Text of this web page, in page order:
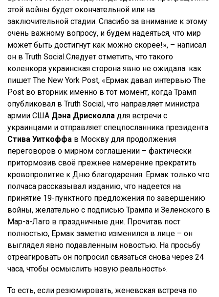
этой войны будет окончательной или на
заключительной стадии. Спасибо за внимание к этому
очень важному вопросу, и будем надеяться, что мир
может быть достигнут как можно скорее!», – написал
он в Truth Social.Следует отметить, что такого
коленкора украинская сторона явно не ожидала: как
пишет The New York Post, «Ермак давал интервью The
Post во вторник именно в тот момент, когда Трамп
опубликовал в Truth Social, что направляет министра
армии США Дэна Дрисколла для встречи с
украинцами и отправляет спецпосланника президента
Стива Уиткоффа в Москву для продолжения
переговоров о мирном соглашении – фактически
притормозив своё прежнее намерение прекратить
кровопролитие к Дню благодарения. Ермак только что
полчаса рассказывал изданию, что надеется на
принятие 19-пунктного предложения по завершению
войны, желательно с подписью Трампа и Зеленского в
Мар-а-Лаго в праздничные дни. Прочитав пост
полностью, Ермак заметно изменился в лице – он
выглядел явно подавленным новостью. На просьбу
отреагировать он попросил связаться снова через 24
часа, чтобы осмыслить новую реальность».
То есть, если резюмировать, женевская встреча по